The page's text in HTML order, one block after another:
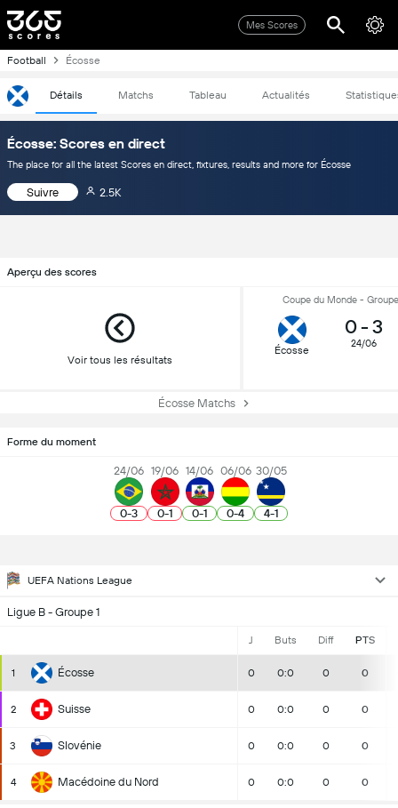
Mes Scores
Football Écosse
Détails Matchs Tableau Actualités
Écosse: Scores en direct
The place for all the latest Scores en direct, fixtures, results and more for Écosse
Suivre 2.5K
Aperçu des scores
Voir tous les résultats
Coupe du Monde -
Écosse
0- 3
24/06
Écosse Matchs
Forme du moment
24/06
0-3
19/06
0-1
14/06
0-1
06/06
0-4
30/05
4-1
UEFA Nations League
Ligue B - Groupe 1
J Buts Diff PTS
1 Écosse 0 0:0 0 0
2 Suisse 0 0:0 0 0
3 Slovénie 0 0:0 0 0
4 Macédoine du Nord 0 0:0 0 0